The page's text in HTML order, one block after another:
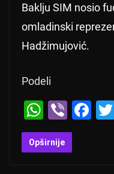
Baklju SIM nosio
omladinski
Hadžimujović.
Podeli
W
h
at
Vi
b
er
F
Opširnije